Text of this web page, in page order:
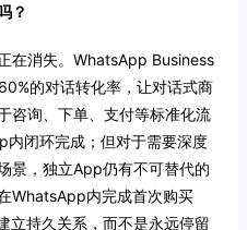
？
在消失。WhatsApp Business
的对话转化率，让对话式商
咨询、下单、支付等标准化流
闭环完成；但对于需要深度
景，独立App仍有不可替代的
WhatsApp内完成首次购买
立持久关系，而不是永远停留